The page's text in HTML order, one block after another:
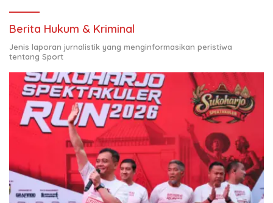
Berita Hukum & Kriminal
Jenis laporan jurnalistik yang menginformasikan peristiwa
tentang Sport